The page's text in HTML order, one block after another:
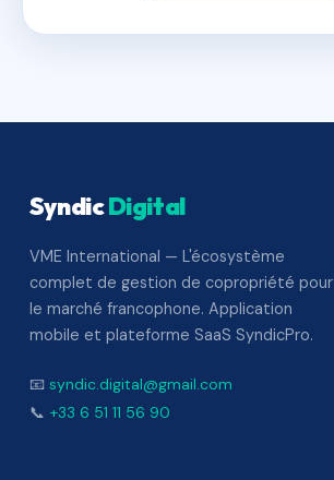
SyndicDigital
VME International — L'écosystème
complet de gestion de copropriété pour
le marché francophone. Application
mobile et plateforme SaaS SyndicPro.
📧 syndic.digital@gmail.com
📞 +33 6 51 11 56 90